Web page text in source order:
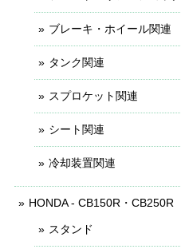
ブレーキ・ホイール関連
タンク関連
スプロケット関連
シート関連
冷却装置関連
HONDA - CB150R・CB250R
スタンド